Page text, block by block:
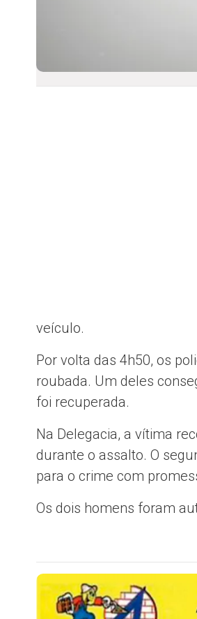
veículo.
Por volta das 4h50, os
roubada. Um deles
foi recuperada.
Na Delegacia, a vítima
durante o assalto. O
para o crime com
Os dois homens foram